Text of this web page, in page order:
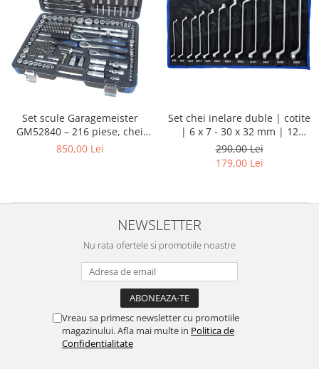
Set scule Garagemeister
GM52840 – 216 piese, chei
tubulare 1/4”, 3/8”, 1/2”, biți,
850,00 Lei
Set chei inelare duble | cotite
| 6 x 7 - 30 x 32 mm | 12
piese
290,00 Lei
179,00 Lei
NEWSLETTER
Nu rata ofertele si promotiile noastre
Vreau sa primesc newsletter cu promotiile
magazinului. Afla mai multe in Politica de
Confidentialitate